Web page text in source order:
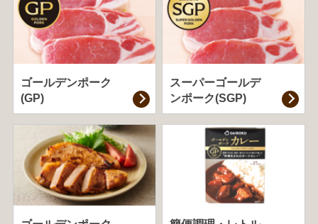
ゴールデンポーク
(GP)
スーパーゴールデ
ンポーク(SGP)